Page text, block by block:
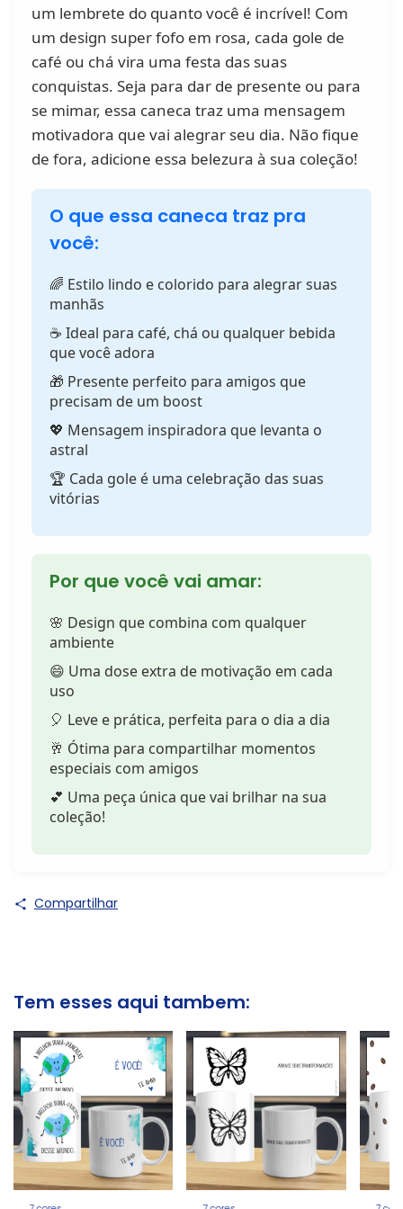
um lembrete do quanto você é incrível! Com
um design super fofo em rosa, cada gole de
café ou chá vira uma festa das suas
conquistas. Seja para dar de presente ou para
se mimar, essa caneca traz uma mensagem
motivadora que vai alegrar seu dia. Não fique
de fora, adicione essa belezura à sua coleção!
O que essa caneca traz pra
você:
🌈 Estilo lindo e colorido para alegrar suas
manhãs
☕️ Ideal para café, chá ou qualquer bebida
que você adora
🎁 Presente perfeito para amigos que
precisam de um boost
💖 Mensagem inspiradora que levanta o
astral
🏆 Cada gole é uma celebração das suas
vitórias
Por que você vai amar:
🌸 Design que combina com qualquer
ambiente
😄 Uma dose extra de motivação em cada
uso
🎈 Leve e prática, perfeita para o dia a dia
🥂 Ótima para compartilhar momentos
especiais com amigos
💕 Uma peça única que vai brilhar na sua
coleção!
Compartilhar
Tem esses aqui tambem: